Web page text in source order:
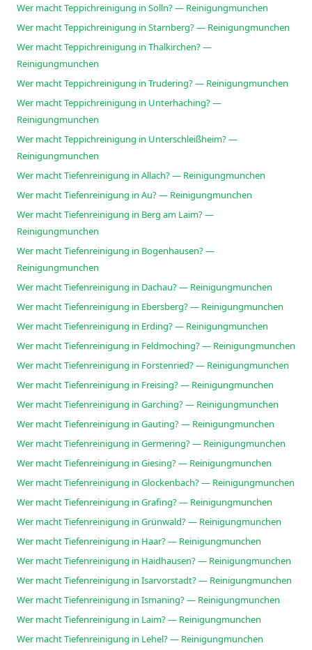
Wer macht Teppichreinigung in Solln? — Reinigungmunchen
Wer macht Teppichreinigung in Starnberg? — Reinigungmunchen
Wer macht Teppichreinigung in Thalkirchen? —
Reinigungmunchen
Wer macht Teppichreinigung in Trudering? — Reinigungmunchen
Wer macht Teppichreinigung in Unterhaching? —
Reinigungmunchen
Wer macht Teppichreinigung in Unterschleißheim? —
Reinigungmunchen
Wer macht Tiefenreinigung in Allach? — Reinigungmunchen
Wer macht Tiefenreinigung in Au? — Reinigungmunchen
Wer macht Tiefenreinigung in Berg am Laim? —
Reinigungmunchen
Wer macht Tiefenreinigung in Bogenhausen? —
Reinigungmunchen
Wer macht Tiefenreinigung in Dachau? — Reinigungmunchen
Wer macht Tiefenreinigung in Ebersberg? — Reinigungmunchen
Wer macht Tiefenreinigung in Erding? — Reinigungmunchen
Wer macht Tiefenreinigung in Feldmoching? — Reinigungmunchen
Wer macht Tiefenreinigung in Forstenried? — Reinigungmunchen
Wer macht Tiefenreinigung in Freising? — Reinigungmunchen
Wer macht Tiefenreinigung in Garching? — Reinigungmunchen
Wer macht Tiefenreinigung in Gauting? — Reinigungmunchen
Wer macht Tiefenreinigung in Germering? — Reinigungmunchen
Wer macht Tiefenreinigung in Giesing? — Reinigungmunchen
Wer macht Tiefenreinigung in Glockenbach? — Reinigungmunchen
Wer macht Tiefenreinigung in Grafing? — Reinigungmunchen
Wer macht Tiefenreinigung in Grünwald? — Reinigungmunchen
Wer macht Tiefenreinigung in Haar? — Reinigungmunchen
Wer macht Tiefenreinigung in Haidhausen? — Reinigungmunchen
Wer macht Tiefenreinigung in Isarvorstadt? — Reinigungmunchen
Wer macht Tiefenreinigung in Ismaning? — Reinigungmunchen
Wer macht Tiefenreinigung in Laim? — Reinigungmunchen
Wer macht Tiefenreinigung in Lehel? — Reinigungmunchen